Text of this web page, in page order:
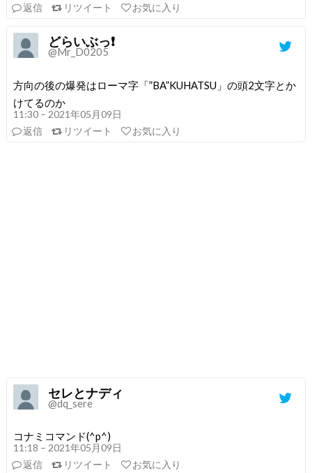
返信
リツイート お気に入り
どらいぶっ❗️
@Mr_D0205
方向の後の爆発はローマ字「”BA”KUHATSU」の頭2文字とか
けてるのか
11:30 – 2021年05月09日
返信
リツイート お気に入り
セレとナディ
@dq_sere
コナミコマンド(^p^)
11:18 – 2021年05月09日
返信
リツイート お気に入り